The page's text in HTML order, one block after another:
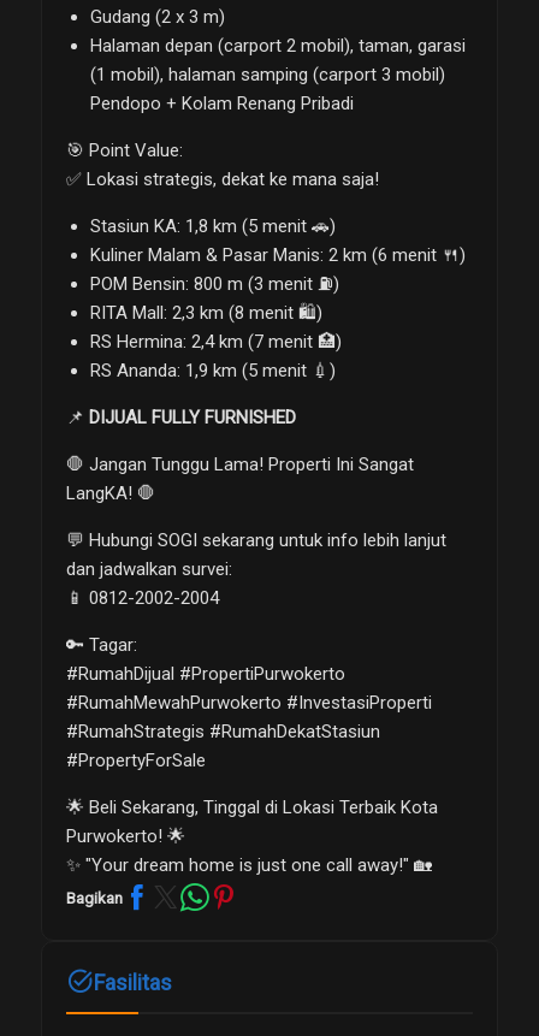
Gudang (2 x 3 m)
Halaman depan (carport 2 mobil), taman, garasi
(1 mobil), halaman samping (carport 3 mobil)
Pendopo + Kolam Renang Pribadi
🎯 Point Value:
✅ Lokasi strategis, dekat ke mana saja!
Stasiun KA: 1,8 km (5 menit 🚗)
Kuliner Malam & Pasar Manis: 2 km (6 menit 🍴)
POM Bensin: 800 m (3 menit ⛽)
RITA Mall: 2,3 km (8 menit 🛍️)
RS Hermina: 2,4 km (7 menit 🏥)
RS Ananda: 1,9 km (5 menit 💉)
📌 DIJUAL FULLY FURNISHED
🛑 Jangan Tunggu Lama! Properti Ini Sangat
LangKA! 🛑
💬 Hubungi SOGI sekarang untuk info lebih lanjut
dan jadwalkan survei:
📱 0812-2002-2004
🔑 Tagar:
#RumahDijual #PropertiPurwokerto
#RumahMewahPurwokerto #InvestasiProperti
#RumahStrategis #RumahDekatStasiun
#PropertyForSale
🌟 Beli Sekarang, Tinggal di Lokasi Terbaik Kota
Purwokerto! 🌟
✨ "Your dream home is just one call away!" 🏡
Bagikan
task_altFasilitas